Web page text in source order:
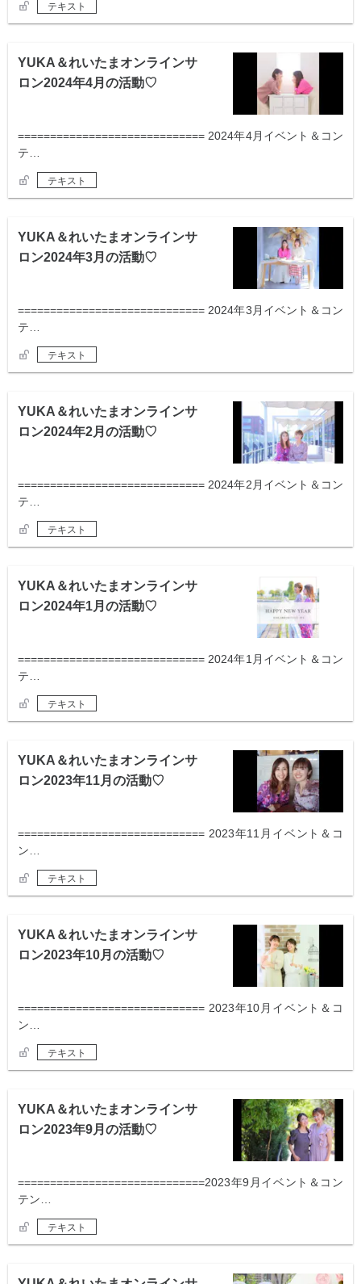
テキスト
YUKA＆れいたまオンラインサ
ロン2024年4月の活動♡
============================= 2024年4月イベント＆コン
テ…
テキスト
YUKA＆れいたまオンラインサ
ロン2024年3月の活動♡
============================= 2024年3月イベント＆コン
テ…
テキスト
YUKA＆れいたまオンラインサ
ロン2024年2月の活動♡
============================= 2024年2月イベント＆コン
テ…
テキスト
YUKA＆れいたまオンラインサ
ロン2024年1月の活動♡
============================= 2024年1月イベント＆コン
テ…
テキスト
YUKA＆れいたまオンラインサ
ロン2023年11月の活動♡
============================= 2023年11月イベント＆コ
ン…
テキスト
YUKA＆れいたまオンラインサ
ロン2023年10月の活動♡
============================= 2023年10月イベント＆コ
ン…
テキスト
YUKA＆れいたまオンラインサ
ロン2023年9月の活動♡
=============================2023年9月イベント＆コン
テン…
テキスト